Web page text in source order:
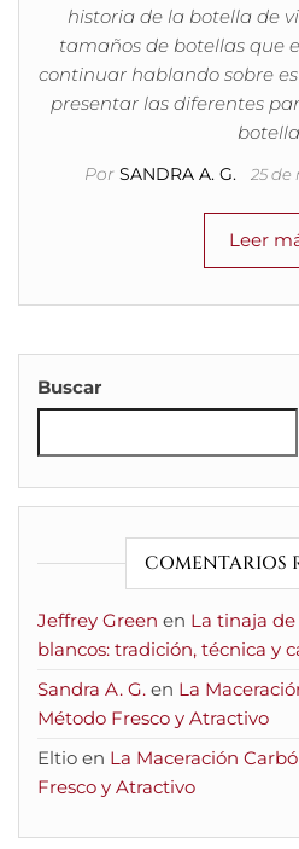
historia de la botella de
tamaños de botellas que
continuar hablando sobre
presentar las diferentes
Por SANDRA A. G. 25 de
Leer
Buscar
COMENTARIOS
Jeffrey Green en La tinaja
blancos: tradición, técnica y
Sandra A. G. en La
Método Fresco y Atractivo
Eltio en La Maceración
Fresco y Atractivo